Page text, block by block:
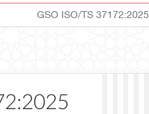
GSO ISO/TS 37172:2025